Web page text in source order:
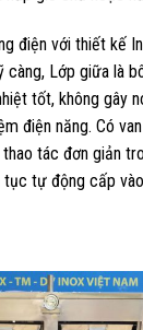
điện với thiết kế
Lớp giữa là
tốt, không gây
điện năng. Có
tác đơn giản
tự động cấp